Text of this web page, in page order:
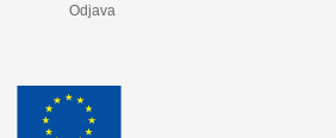
Odjava